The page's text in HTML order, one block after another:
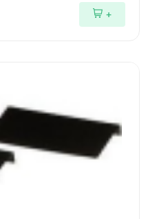
+